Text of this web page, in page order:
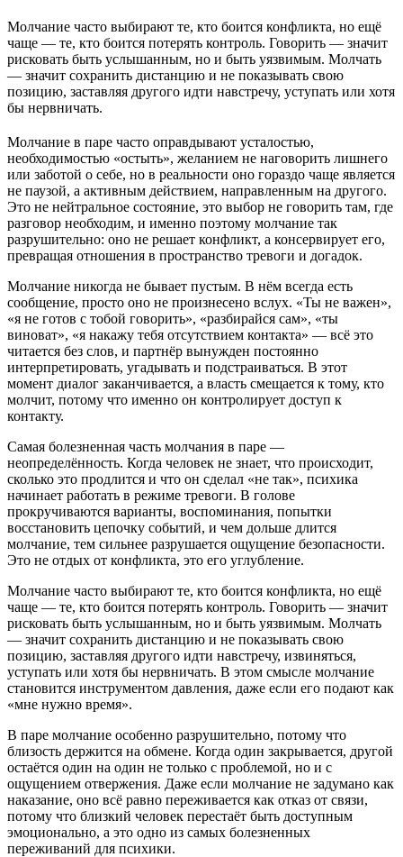
Молчание часто выбирают те, кто боится конфликта, но ещё
чаще — те, кто боится потерять контроль. Говорить — значит
рисковать быть услышанным, но и быть уязвимым. Молчать
— значит сохранить дистанцию и не показывать свою
позицию, заставляя другого идти навстречу, уступать или хотя
бы нервничать.
Молчание в паре часто оправдывают усталостью,
необходимостью «остыть», желанием не наговорить лишнего
или заботой о себе, но в реальности оно гораздо чаще является
не паузой, а активным действием, направленным на другого.
Это не нейтральное состояние, это выбор не говорить там, где
разговор необходим, и именно поэтому молчание так
разрушительно: оно не решает конфликт, а консервирует его,
превращая отношения в пространство тревоги и догадок.
Молчание никогда не бывает пустым. В нём всегда есть
сообщение, просто оно не произнесено вслух. «Ты не важен»,
«я не готов с тобой говорить», «разбирайся сам», «ты
виноват», «я накажу тебя отсутствием контакта» — всё это
читается без слов, и партнёр вынужден постоянно
интерпретировать, угадывать и подстраиваться. В этот
момент диалог заканчивается, а власть смещается к тому, кто
молчит, потому что именно он контролирует доступ к
контакту.
Самая болезненная часть молчания в паре —
неопределённость. Когда человек не знает, что происходит,
сколько это продлится и что он сделал «не так», психика
начинает работать в режиме тревоги. В голове
прокручиваются варианты, воспоминания, попытки
восстановить цепочку событий, и чем дольше длится
молчание, тем сильнее разрушается ощущение безопасности.
Это не отдых от конфликта, это его углубление.
Молчание часто выбирают те, кто боится конфликта, но ещё
чаще — те, кто боится потерять контроль. Говорить — значит
рисковать быть услышанным, но и быть уязвимым. Молчать
— значит сохранить дистанцию и не показывать свою
позицию, заставляя другого идти навстречу, извиняться,
уступать или хотя бы нервничать. В этом смысле молчание
становится инструментом давления, даже если его подают как
«мне нужно время».
В паре молчание особенно разрушительно, потому что
близость держится на обмене. Когда один закрывается, другой
остаётся один на один не только с проблемой, но и с
ощущением отвержения. Даже если молчание не задумано как
наказание, оно всё равно переживается как отказ от связи,
потому что близкий человек перестаёт быть доступным
эмоционально, а это одно из самых болезненных
переживаний для психики.